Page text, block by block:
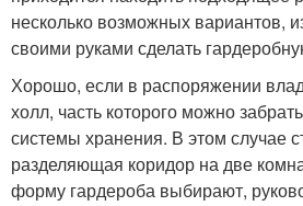
несколько возможных вариантов,
своими руками сделать
Хорошо, если в распоряжении
холл, часть которого можно
системы хранения. В этом случае
разделяющая коридор на две
форму гардероба выбирают,